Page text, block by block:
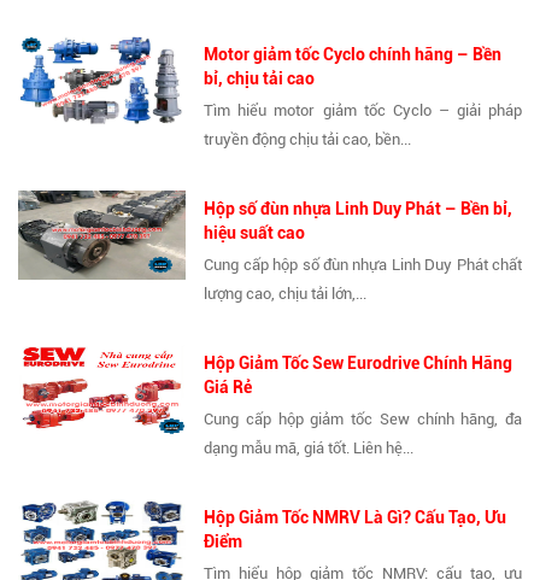
Motor giảm tốc Cyclo chính hãng – Bền
bỉ, chịu tải cao
Tìm hiểu motor giảm tốc Cyclo – giải pháp
truyền động chịu tải cao, bền...
Hộp số đùn nhựa Linh Duy Phát – Bền bỉ,
hiệu suất cao
Cung cấp hộp số đùn nhựa Linh Duy Phát chất
lượng cao, chịu tải lớn,...
Hộp Giảm Tốc Sew Eurodrive Chính Hãng
Giá Rẻ
Cung cấp hộp giảm tốc Sew chính hãng, đa
dạng mẫu mã, giá tốt. Liên hệ...
Hộp Giảm Tốc NMRV Là Gì? Cấu Tạo, Ưu
Điểm
Tìm hiểu hộp giảm tốc NMRV: cấu tạo, ưu